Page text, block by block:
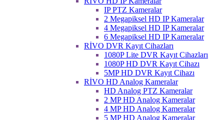
IP PTZ Kameralar
2 Megapiksel HD IP Kameralar
4 Megapiksel HD IP Kameralar
6 Megapiksel HD IP Kameralar
RİVO DVR Kayıt Cihazları
1080P Lite DVR Kayıt Cihazları
1080P HD DVR Kayıt Cihazı
5MP HD DVR Kayıt Cihazı
RİVO HD Analog Kameralar
HD Analog PTZ Kameralar
2 MP HD Analog Kameralar
4 MP HD Analog Kameralar
5 MP HD Analog Kameralar